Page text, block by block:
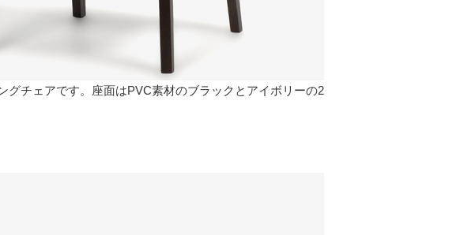
チェアです。座面はPVC素材のブラックとアイボリーの2